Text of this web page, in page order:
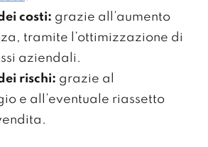
costi: grazie all’aumento
tramite l’ottimizzazione di
aziendali.
rischi: grazie al
e all’eventuale riassetto